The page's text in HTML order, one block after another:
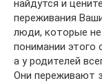
найдутся и
переживания
люди, которые
понимании этого
а у родителей
Они переживают